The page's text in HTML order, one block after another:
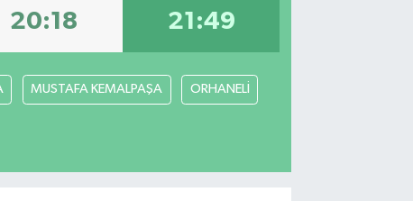
20:18 21:49
MUSTAFA KEMALPAŞA ORHANELİ